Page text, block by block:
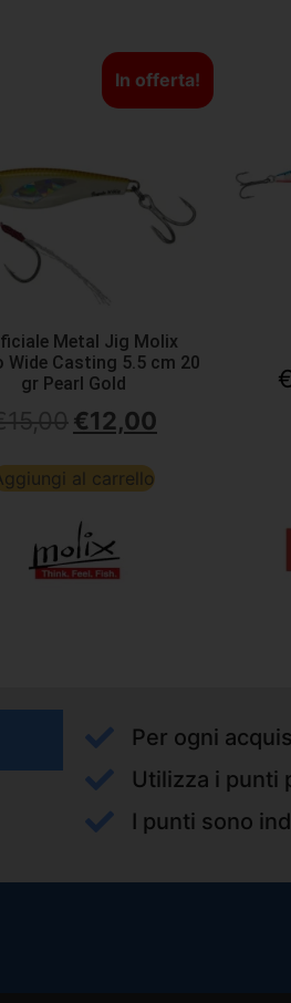
In offerta!
Metal Jig Molix
Wide Casting 5.5 cm 20
gr Pearl Gold
€12,00
al carrello
€
Per ogni
Utilizza i punti
I punti sono